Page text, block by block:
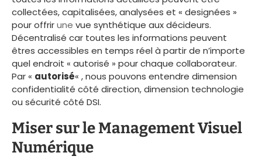
collectées, capitalisées, analysées et « designées »
pour offrirune vue synthétique aux décideurs.
Décentralisé car toutes les informations peuvent
êtres accessibles en temps réel à partir de n’importe
quel endroit « autorisé » pour chaque collaborateur.
Par « autorisé« , nous pouvons entendre dimension
confidentialité côté direction, dimension technologie
ou sécurité côté DSI.
Miser sur le Management Visuel
Numérique